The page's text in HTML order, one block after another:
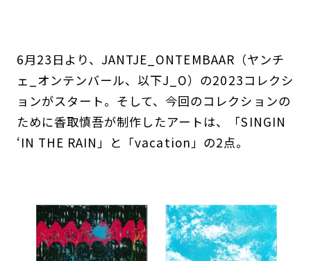
6月23日より、JANTJE_ONTEMBAAR（ヤンチ
ェ_オンテンバール、以下J_O）の2023コレクシ
ョンがスタート。そして、今回のコレクションの
ために香取慎吾が制作したアートは、「SINGIN
‘IN THE RAIN」と「vacation」の2点。